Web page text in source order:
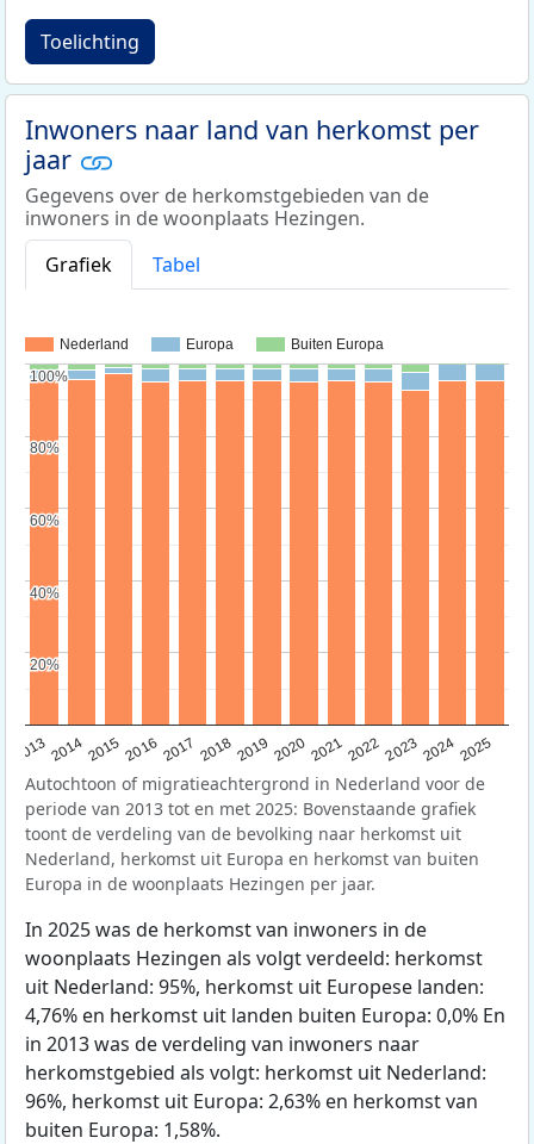
Toelichting
Inwoners naar land van herkomst per
jaar
Gegevens over de herkomstgebieden van de
inwoners in de woonplaats Hezingen.
Grafiek
Tabel
Nederland Europa Buiten Europa
20132014201520162017 20182019 202020212022202320242025
20%
20%
40%
40%
60%
60%
80%
80%
100%
100%
Autochtoon of migratieachtergrond in Nederland voor de
periode van 2013 tot en met 2025: Bovenstaande grafiek
toont de verdeling van de bevolking naar herkomst uit
Nederland, herkomst uit Europa en herkomst van buiten
Europa in de woonplaats Hezingen per jaar.
In 2025 was de herkomst van inwoners in de
woonplaats Hezingen als volgt verdeeld: herkomst
uit Nederland: 95%, herkomst uit Europese landen:
4,76% en herkomst uit landen buiten Europa: 0,0% En
in 2013 was de verdeling van inwoners naar
herkomstgebied als volgt: herkomst uit Nederland:
96%, herkomst uit Europa: 2,63% en herkomst van
buiten Europa: 1,58%.